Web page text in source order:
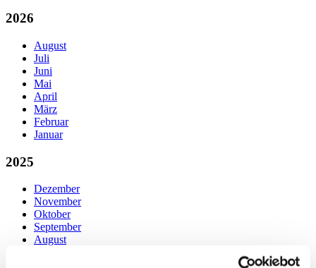
2026
August
Juli
Juni
Mai
April
März
Februar
Januar
2025
Dezember
November
Oktober
September
August